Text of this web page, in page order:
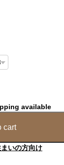
available
cart
いの方向け